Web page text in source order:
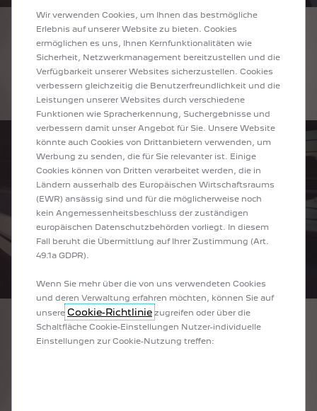
Die Frontpartie ist die Optik des Autos durch eine optische Signatur mit 3
Krallen und zwei doppelten Lichtmodulen erkennbar, die an die 4 Scheinwerfer
des 504 Coupé erinnern.
Unter den Scheinwerfern befindet sich der Technikbereich, der alle Funktionen
der Fahrassistenz beinhaltet.
Die gesamte Frontpartie ist von den vorderen Kotflügel eingefasst und durch
einen schwarzen Aluminiumträger, ein Erbe der verchromten
Wir verwenden Cookies, um Ihnen das bestmögliche
Erlebnis auf unserer Website zu bieten. Cookies
ermöglichen es uns, Ihnen Kernfunktionalitäten wie
Sicherheit, Netzwerkmanagement bereitzustellen und die
Verfügbarkeit unserer Websites sicherzustellen. Cookies
verbessern gleichzeitig die Benutzerfreundlichkeit und die
Leistungen unserer Websites durch verschiedene
Funktionen wie Spracherkennung, Suchergebnisse und
verbessern damit unser Angebot für Sie. Unsere Website
könnte auch Cookies von Drittanbietern verwenden, um
Werbung zu senden, die für Sie relevanter ist. Einige
Cookies können von Dritten verarbeitet werden, die in
Ländern ausserhalb des Europäischen Wirtschaftsraums
(EWR) ansässig sind und für die möglicherweise noch
kein Angemessenheitsbeschluss der zuständigen
europäischen Datenschutzbehörden vorliegt. In diesem
Fall beruht die Übermittlung auf Ihrer Zustimmung (Art.
49.1a GDPR).
Wenn Sie mehr über die von uns verwendeten Cookies
und deren Verwaltung erfahren möchten, können Sie auf
unsere Cookie-Richtlinie zugreifen oder über die
Schaltfläche Cookie-Einstellungen Nutzer-individuelle
Einstellungen zur Cookie-Nutzung treffen: